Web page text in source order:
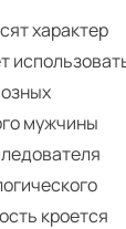
характер
мужчины
кроется